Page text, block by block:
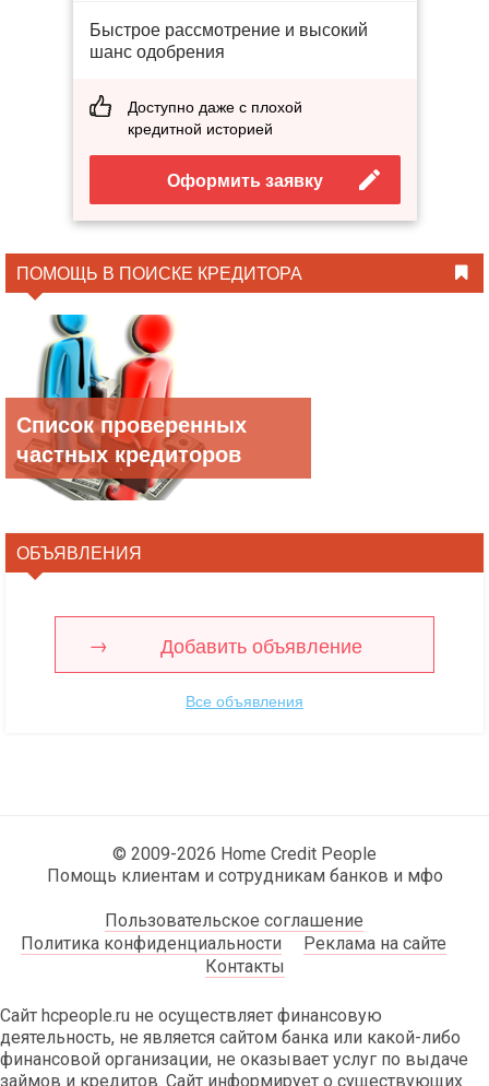
Быстрое рассмотрение и высокий
шанс одобрения
Доступно даже с плохой
кредитной историей
Оформить заявку
ПОМОЩЬ В ПОИСКЕ КРЕДИТОРА
Список проверенных
частных кредиторов
ОБЪЯВЛЕНИЯ
Добавить объявление
Все объявления
© 2009-2026 Home Credit People
Помощь клиентам и сотрудникам банков и мфо
Пользовательское соглашение
Политика конфиденциальности
Реклама на сайте
Контакты
Сайт hcpeople.ru не осуществляет финансовую
деятельность, не является сайтом банка или какой-либо
финансовой организации, не оказывает услуг по выдаче
займов и кредитов. Сайт информирует о существующих